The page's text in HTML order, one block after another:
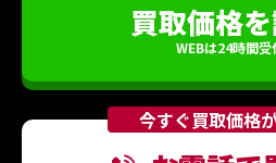
買取価格
WEBは24時間受
今すぐ買取価格